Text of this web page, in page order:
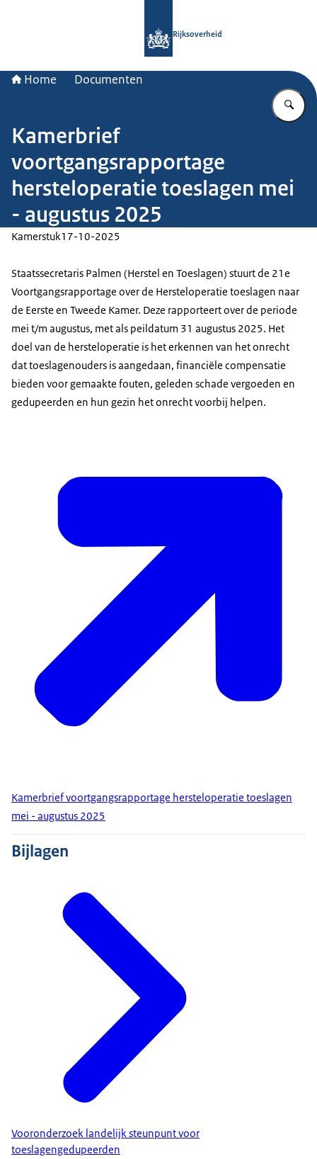
Rijksoverheid
Home Documenten
Kamerbrief
voortgangsrapportage
hersteloperatie toeslagen mei
- augustus 2025
Kamerstuk17-10-2025
Staatssecretaris Palmen (Herstel en Toeslagen) stuurt de 21e
Voortgangsrapportage over de Hersteloperatie toeslagen naar
de Eerste en Tweede Kamer. Deze rapporteert over de periode
mei t/m augustus, met als peildatum 31 augustus 2025. Het
doel van de hersteloperatie is het erkennen van het onrecht
dat toeslagenouders is aangedaan, financiële compensatie
bieden voor gemaakte fouten, geleden schade vergoeden en
gedupeerden en hun gezin het onrecht voorbij helpen.
Kamerbrief voortgangsrapportage hersteloperatie toeslagen
mei - augustus 2025
Bijlagen
Vooronderzoek landelijk steunpunt voor
toeslagengedupeerden